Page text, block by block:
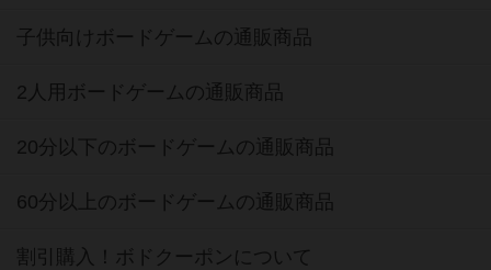
子供向けボードゲームの通販商品
2人用ボードゲームの通販商品
20分以下のボードゲームの通販商品
60分以上のボードゲームの通販商品
割引購入！ボドクーポンについて